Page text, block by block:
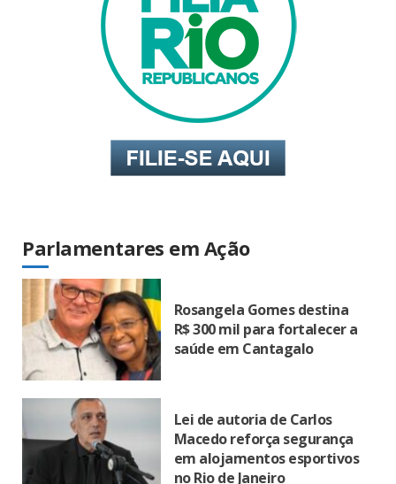
Parlamentares em Ação
Rosangela Gomes destina
R$ 300 mil para fortalecer a
saúde em Cantagalo
Lei de autoria de Carlos
Macedo reforça segurança
em alojamentos esportivos
no Rio de Janeiro